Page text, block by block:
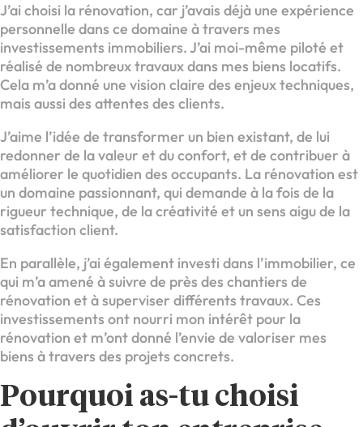
J’ai choisi la rénovation, car j’avais déjà une expérience
personnelle dans ce domaine à travers mes
investissements immobiliers. J’ai moi-même piloté et
réalisé de nombreux travaux dans mes biens locatifs.
Cela m’a donné une vision claire des enjeux techniques,
mais aussi des attentes des clients.
J’aime l’idée de transformer un bien existant, de lui
redonner de la valeur et du confort, et de contribuer à
améliorer le quotidien des occupants. La rénovation est
un domaine passionnant, qui demande à la fois de la
rigueur technique, de la créativité et un sens aigu de la
satisfaction client.
En parallèle, j’ai également investi dans l’immobilier, ce
qui m’a amené à suivre de près des chantiers de
rénovation et à superviser différents travaux. Ces
investissements ont nourri mon intérêt pour la
rénovation et m’ont donné l’envie de valoriser mes
biens à travers des projets concrets.
Pourquoi as-tu choisi